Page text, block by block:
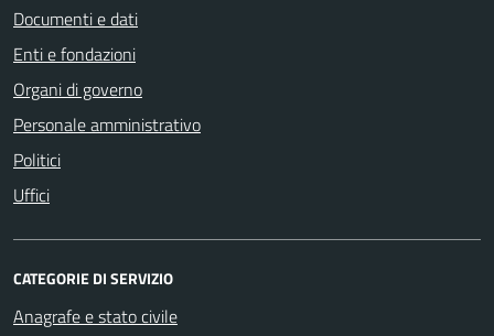
Documenti e dati
Enti e fondazioni
Organi di governo
Personale amministrativo
Politici
Uffici
CATEGORIE DI SERVIZIO
Anagrafe e stato civile